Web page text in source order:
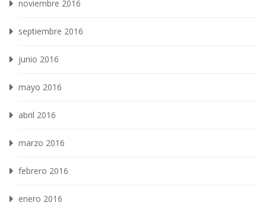
noviembre 2016
septiembre 2016
junio 2016
mayo 2016
abril 2016
marzo 2016
febrero 2016
enero 2016